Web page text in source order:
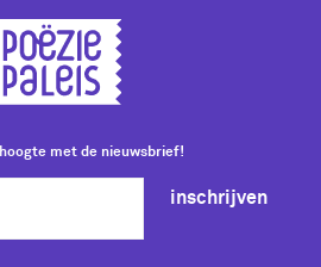
met de nieuwsbrief!
inschrijven